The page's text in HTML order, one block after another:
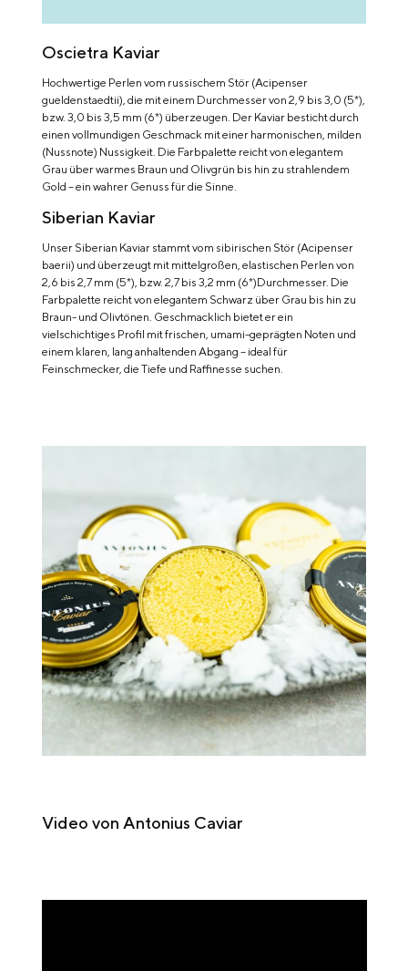
Oscietra Kaviar
Hochwertige Perlen vom russischem Stör (Acipenser
gueldenstaedtii), die mit einem Durchmesser von 2,9 bis 3,0 (5*),
bzw. 3,0 bis 3,5 mm (6*) überzeugen. Der Kaviar besticht durch
einen vollmundigen Geschmack mit einer harmonischen, milden
(Nussnote) Nussigkeit. Die Farbpalette reicht von elegantem
Grau über warmes Braun und Olivgrün bis hin zu strahlendem
Gold – ein wahrer Genuss für die Sinne.
Siberian Kaviar
Unser Siberian Kaviar stammt vom sibirischen Stör (Acipenser
baerii) und überzeugt mit mittelgroßen, elastischen Perlen von
2,6 bis 2,7 mm (5*), bzw. 2,7 bis 3,2 mm (6*)Durchmesser. Die
Farbpalette reicht von elegantem Schwarz über Grau bis hin zu
Braun- und Olivtönen. Geschmacklich bietet er ein
vielschichtiges Profil mit frischen, umami-geprägten Noten und
einem klaren, lang anhaltenden Abgang – ideal für
Feinschmecker, die Tiefe und Raffinesse suchen.
Video von Antonius Caviar